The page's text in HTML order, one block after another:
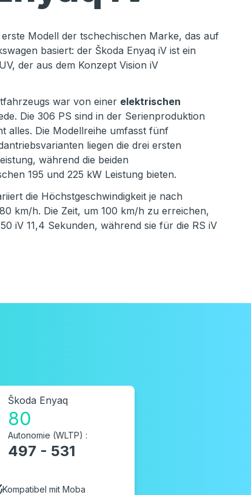
Modell der tschechischen Marke, das auf
basiert: der Škoda Enyaq iV ist ein
der aus dem Konzept Vision iV
war von einer elektrischen
Die 306 PS sind in der Serienproduktion
alles. Die Modellreihe umfasst fünf
liegen die drei ersten
während die beiden
195 und 225 kW Leistung bieten.
die Höchstgeschwindigkeit je nach
km/h. Die Zeit, um 100 km/h zu erreichen,
iV 11,4 Sekunden, während sie für die RS iV
Škoda Enyaq
80
Autonomie (WLTP) :
497 - 531
Kompatibel mit Moba